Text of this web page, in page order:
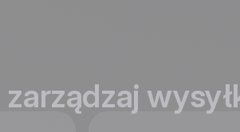
zarządzaj